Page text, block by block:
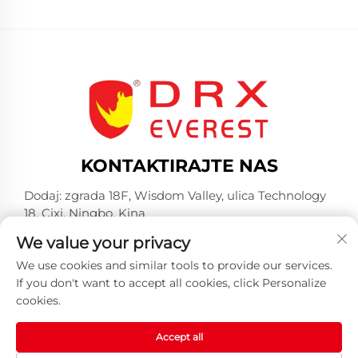
KONTAKTIRAJTE NAS
Dodaj: zgrada 18F, Wisdom Valley, ulica Technology
18, Cixi, Ningbo, Kina
-Tel:+86-574-23660321
E-mail:[email protected]
We value your privacy
We use cookies and similar tools to provide our services.
If you don't want to accept all cookies, click Personalize
cookies.
Accept all